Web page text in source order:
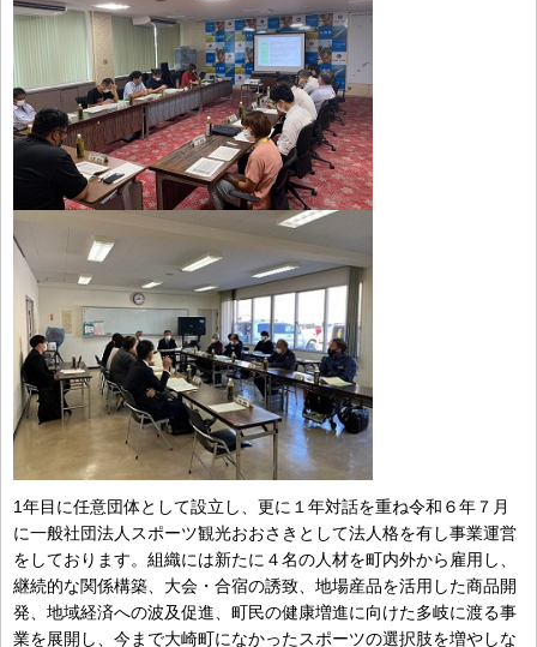
1年目に任意団体として設立し、更に１年対話を重ね令和６年７月
に一般社団法人スポーツ観光おおさきとして法人格を有し事業運営
をしております。組織には新たに４名の人材を町内外から雇用し、
継続的な関係構築、大会・合宿の誘致、地場産品を活用した商品開
発、地域経済への波及促進、町民の健康増進に向けた多岐に渡る事
業を展開し、今まで大崎町になかったスポーツの選択肢を増やしな